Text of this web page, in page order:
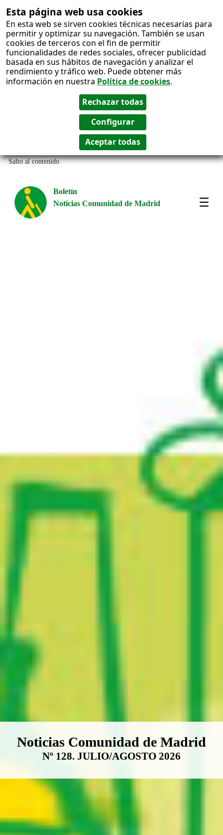
Esta página web usa cookies
En esta web se sirven cookies técnicas necesarias para
permitir y optimizar su navegación. También se usan
cookies de terceros con el fin de permitir
funcionalidades de redes sociales, ofrecer publicidad
basada en sus hábitos de navegación y analizar el
rendimiento y tráfico web. Puede obtener más
información en nuestra Política de cookies.
Salto al contenido
Boletín
Noticias Comunidad de Madrid
Boletín Noticias Comunidad de
Noticias Comunidad de Madrid
Nº 128. JULIO/AGOSTO 2026